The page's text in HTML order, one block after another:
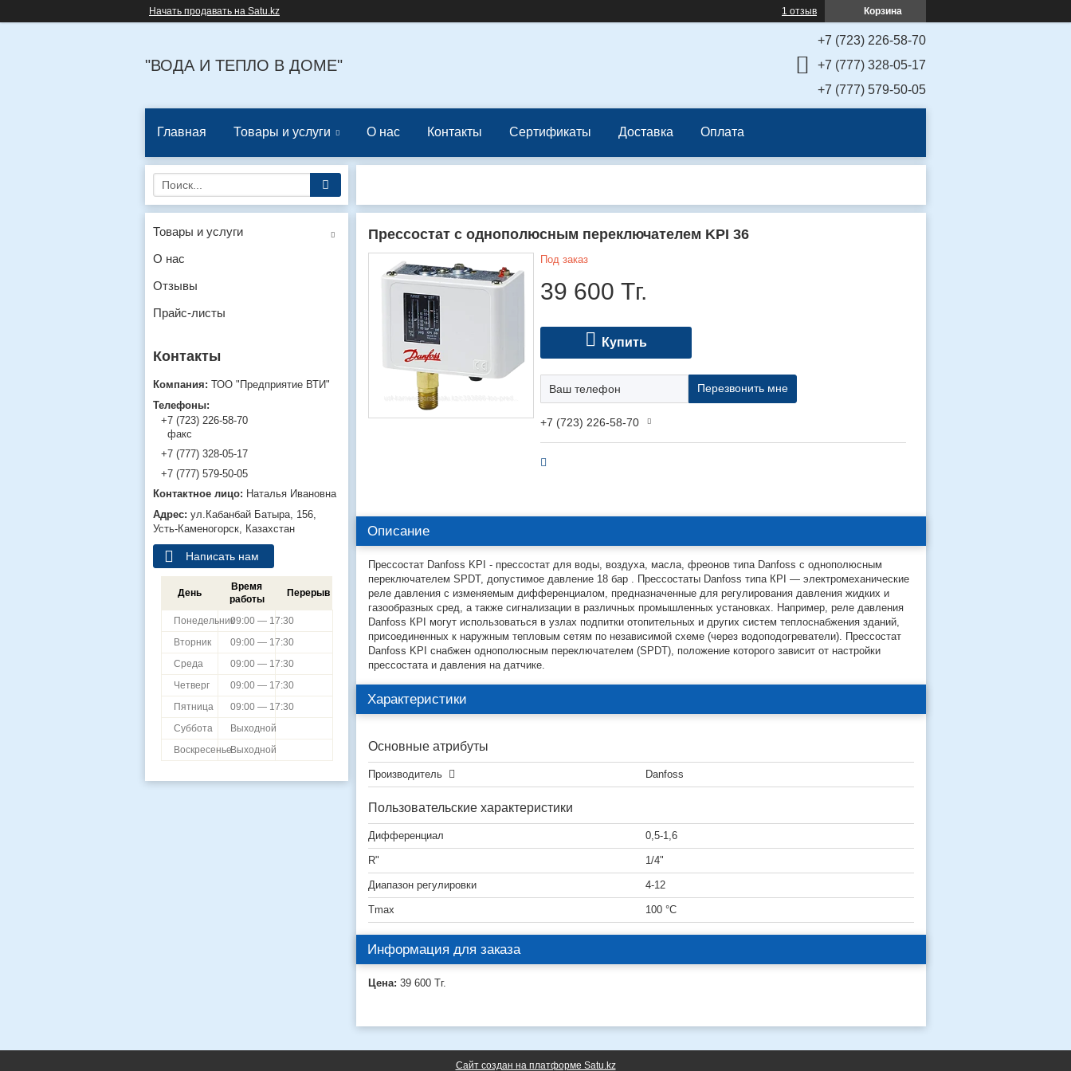
Начать продавать на Satu.kz Корзина
1 отзыв
"ВОДА И ТЕПЛО В ДОМЕ"
+7 (723) 226-58-70
+7 (777) 328-05-17
+7 (777) 579-50-05
Главная Товары и услуги О нас Контакты Сертификаты Доставка Оплата
Прессостат с однополюсным переключателем KPI 36
Под заказ
39 600 Тг.
Купить
Перезвонить мне
+7 (723) 226-58-70
Описание
Прессостат Danfoss KPI - прессостат для воды, воздуха, масла, фреонов типа Danfoss с однополюсным
переключателем SPDT, допустимое давление 18 бар . Прессостаты Danfoss типа КРI — электромеханические
реле давления с изменяемым дифференциалом, предназначенные для регулирования давления жидких и
газообразных сред, а также сигнализации в различных промышленных установках. Например, реле давления
Danfoss КРI могут использоваться в узлах подпитки отопительных и других систем теплоснабжения зданий,
присоединенных к наружным тепловым сетям по независимой схеме (через водоподогреватели). Прессостат
Danfoss KPI снабжен однополюсным переключателем (SPDT), положение которого зависит от настройки
прессостата и давления на датчике.
Характеристики
Основные атрибуты
Производитель Danfoss
Пользовательские характеристики
Дифференциал 0,5-1,6
R" 1/4"
Диапазон регулировки 4-12
Тmax 100 °C
Информация для заказа
Цена: 39 600 Тг.
Товары и услуги
О нас
Отзывы
Прайс-листы
ТОО "Предприятие ВТИ"
+7 (723) 226-58-70
факс
+7 (777) 328-05-17
+7 (777) 579-50-05
Наталья Ивановна
ул.Кабанбай Батыра, 156,
Усть-Каменогорск, Казахстан
Написать нам
День
Время
работы
Перерыв
Понедельник09:00 — 17:30
Вторник
09:00 — 17:30
Среда
09:00 — 17:30
Четверг
09:00 — 17:30
Пятница
09:00 — 17:30
Суббота
Выходной
ВоскресеньеВыходной
Сайт создан на платформе Satu.kz